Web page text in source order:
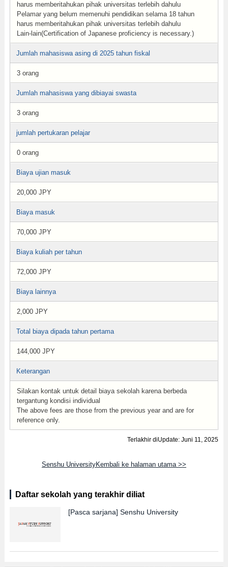
harus memberitahukan pihak universitas terlebih dahulu
Pelamar yang belum memenuhi pendidikan selama 18 tahun
harus memberitahukan pihak universitas terlebih dahulu
Lain-lain(Certification of Japanese proficiency is necessary.)
Jumlah mahasiswa asing di 2025 tahun fiskal
3 orang
Jumlah mahasiswa yang dibiayai swasta
3 orang
jumlah pertukaran pelajar
0 orang
Biaya ujian masuk
20,000 JPY
Biaya masuk
70,000 JPY
Biaya kuliah per tahun
72,000 JPY
Biaya lainnya
2,000 JPY
Total biaya dipada tahun pertama
144,000 JPY
Keterangan
Silakan kontak untuk detail biaya sekolah karena berbeda
tergantung kondisi individual
The above fees are those from the previous year and are for
reference only.
Terlakhir diUpdate: Juni 11, 2025
Senshu UniversityKembali ke halaman utama >>
Daftar sekolah yang terakhir diliat
[Pasca sarjana] Senshu University